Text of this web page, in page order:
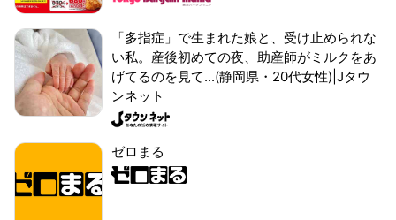
「多指症」で生まれた娘と、受け止められな
い私。産後初めての夜、助産師がミルクをあ
げてるのを見て...(静岡県・20代女性)|Jタウ
ンネット
ゼロまる